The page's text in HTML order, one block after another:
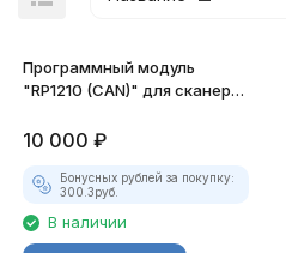
Программный модуль
"RP1210 (CAN)" для сканера
10 000 ₽
Бонусных рублей за покупку:
300.3руб.
В наличии